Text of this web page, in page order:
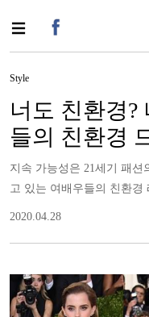
Style
너도 친환경?
들의 친환경
지속 가능성은 21세기 패
고 있는 여배우들의 친환경
2020.04.28